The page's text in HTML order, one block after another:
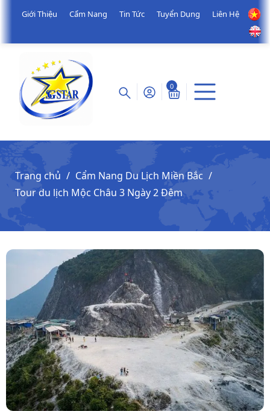
Giới Thiệu Cẩm Nang Tin Tức Tuyển Dụng Liên Hệ
0
Trang chủ
Cẩm Nang Du Lịch Miền Bắc
Tour du lịch Mộc Châu 3 Ngày 2 Đêm